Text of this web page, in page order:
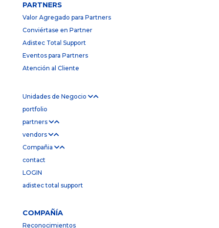
PARTNERS
Valor Agregado para Partners
Conviértase en Partner
Adistec Total Support
Eventos para Partners
Atención al Cliente
Unidades de Negocio
portfolio
partners
vendors
Compañia
contact
LOGIN
adistec total support
COMPAÑÍA
Reconocimientos